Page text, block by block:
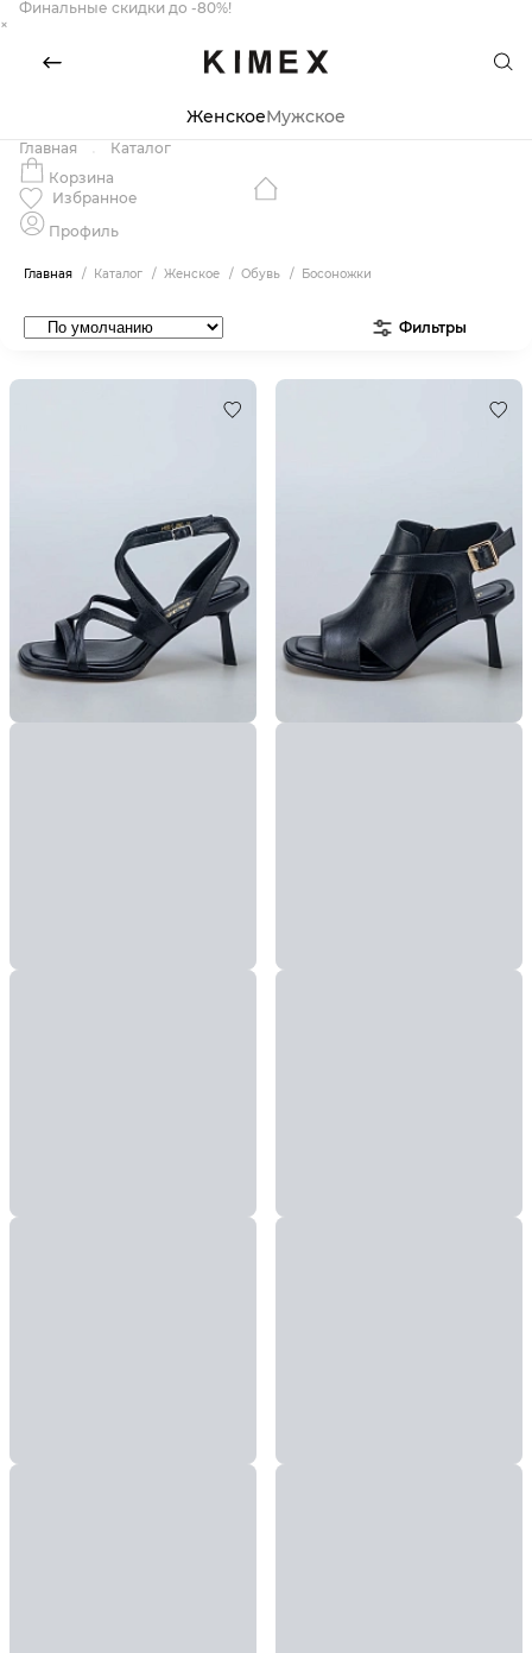
Финальные скидки до -80%!
×
ЖенскоеМужское
Главная
Каталог
Корзина
Избранное
Профиль
Главная Каталог Женское Обувь Босоножки
Фильтры